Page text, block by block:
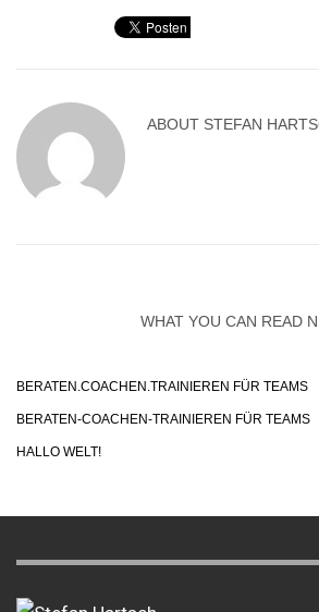
ABOUT STEFAN
WHAT YOU CAN READ
BERATEN.COACHEN.TRAINIEREN FÜR TEAMS
BERATEN-COACHEN-TRAINIEREN FÜR TEAMS
HALLO WELT!